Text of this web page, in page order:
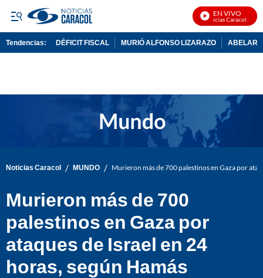
EN VIVO
Noticias Caracol En
Tendencias: DÉFICIT FISCAL MURIÓ ALFONSO LIZARAZO
Noticias Caracol / MUNDO / Murieron más de 700 palestinos en Gaza por
Murieron más de 700
palestinos en Gaza por
ataques de Israel en 24
horas, según Hamás